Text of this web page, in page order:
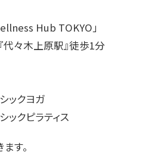
Hub TOKYO」
代々木上原駅』徒歩1分
ックヨガ
クピラティス
す。